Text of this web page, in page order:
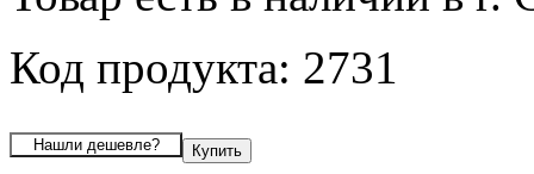
Код продукта: 2731